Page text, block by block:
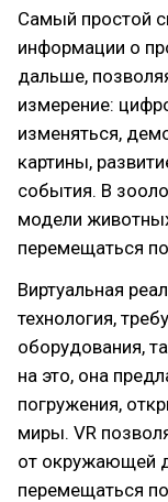
Самый простой
информации о
дальше,
измерение:
изменяться,
картины,
события. В
модели
перемещаться
Виртуальная
технология,
оборудования,
на это, она
погружения,
миры. VR
от окружающей
перемещаться